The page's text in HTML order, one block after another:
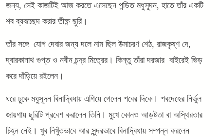
জন্য, সেই কাজটিই আজ করতে এসেছেন পন্ডিত মধুসূদন, হাতে তাঁর একটি
শব ব্যবচ্ছেদ করার তীক্ষ্ণ ছুরি।
তাঁর সঙ্গে যোগ দেবার জন্য দলে নাম ছিল উমাচরণ শেঠ, রাজকৃষ্ণ দে,
দ্বারকানাথ গুপ্ত ও নবীন চন্দ্র মিত্রের। কিন্তু তাঁরা দরজার বাইরেই ভিড়
করে দাঁড়িয়ে রইলেন।
ঘরে ঢুকে মধুসূদন বিনাদ্বিধায় এগিয়ে গেলেন শবের দিকে। শবদেহের নির্ভুল
জায়গায় ছুরিটি প্রবেশ করালেন তিনি। মুখে কোনও আড়ষ্টতা বা অস্থিরতার
চিহ্ন নেই। খুব নিখুঁতভাবে আর সুন্দরভাবে বিনাদ্বিধায় সম্পন্ন করলেন